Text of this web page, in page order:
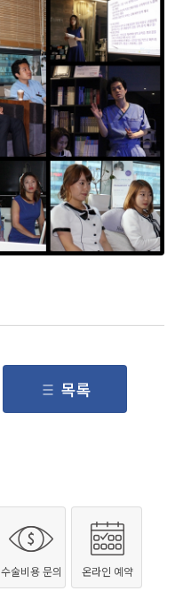
목록
수술비용 문의 온라인 예약